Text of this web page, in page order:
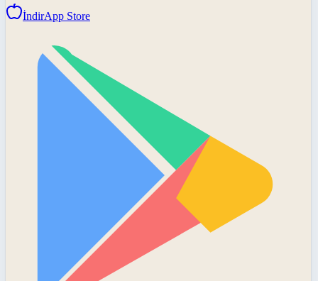
İndirApp Store